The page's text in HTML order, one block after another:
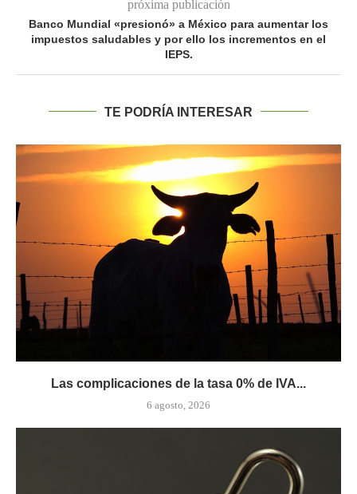
próxima publicación
Banco Mundial «presionó» a México para aumentar los
impuestos saludables y por ello los incrementos en el
IEPS.
TE PODRÍA INTERESAR
Las complicaciones de la tasa 0% de IVA...
6 agosto, 2026